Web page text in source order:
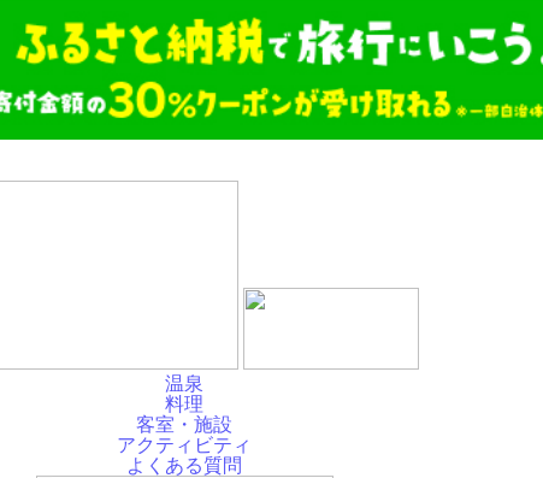
温泉
料理
客室・施設
アクティビティ
よくある質問